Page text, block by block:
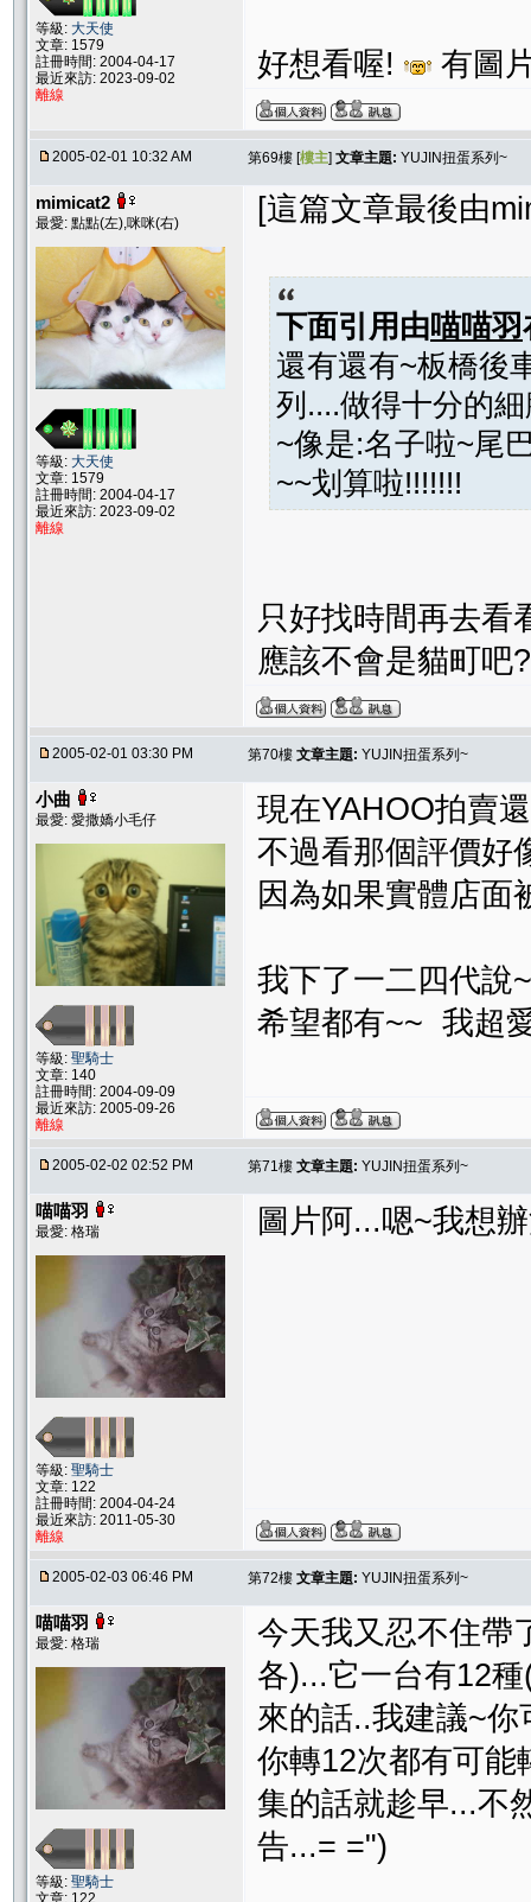
等級: 大天使
文章: 1579
註冊時間: 2004-04-17
最近來訪: 2023-09-02
離線
好想看喔! 有圖
2005-02-01 10:32 AM 第69樓 [樓主] 文章主題: YUJIN扭蛋系列~
mimicat2
最愛: 點點(左),咪咪(右)
等級: 大天使
文章: 1579
註冊時間: 2004-04-17
最近來訪: 2023-09-02
離線
[這篇文章最後由
下面引用由喵喵羽
還有還有~板橋後
列....做得十分的
~像是:名子啦~尾
~~划算啦!!!!!!!
只好找時間再去看
應該不會是貓町吧?
2005-02-01 03:30 PM 第70樓 文章主題: YUJIN扭蛋系列~
小曲
最愛: 愛撒嬌小毛仔
等級: 聖騎士
文章: 140
註冊時間: 2004-09-09
最近來訪: 2005-09-26
離線
現在YAHOO拍賣
不過看那個評價好
因為如果實體店面
我下了一二四代說
希望都有~~ 我超
2005-02-02 02:52 PM 第71樓 文章主題: YUJIN扭蛋系列~
喵喵羽
最愛: 格瑞
等級: 聖騎士
文章: 122
註冊時間: 2004-04-24
最近來訪: 2011-05-30
離線
圖片阿...嗯~我想
2005-02-03 06:46 PM 第72樓 文章主題: YUJIN扭蛋系列~
喵喵羽
最愛: 格瑞
等級: 聖騎士
文章: 122
今天我又忍不住帶
各)...它一台有12
來的話..我建議~
你轉12次都有可能
集的話就趁早...不
告...= =")